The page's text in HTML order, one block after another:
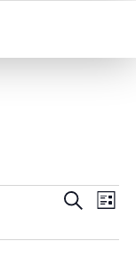
SUCHE
Suche
Liste